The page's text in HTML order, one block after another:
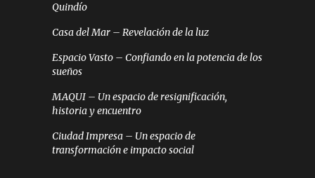
Quindío
Casa del Mar – Revelación de la luz
Espacio Vasto – Confiando en la potencia de los
sueños
MAQUI – Un espacio de resignificación,
historia y encuentro
Ciudad Impresa – Un espacio de
transformación e impacto social